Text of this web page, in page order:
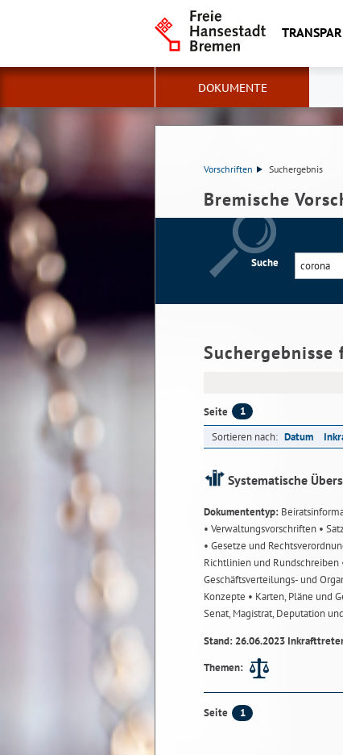
DOKUMENTE
Vorschriften Suchergebnis
Bremische
Suche
Suchergebnisse
Seite 1
Sortieren nach: Datum
Systematische
Dokumententyp:
• Verwaltungsvorschriften •
• Gesetze und
Richtlinien und Rundschreiben
Geschäftsverteilungs- und
Konzepte • Karten, Pläne und
Senat, Magistrat, Deputation
Stand: 26.06.2023
Themen:
Seite 1